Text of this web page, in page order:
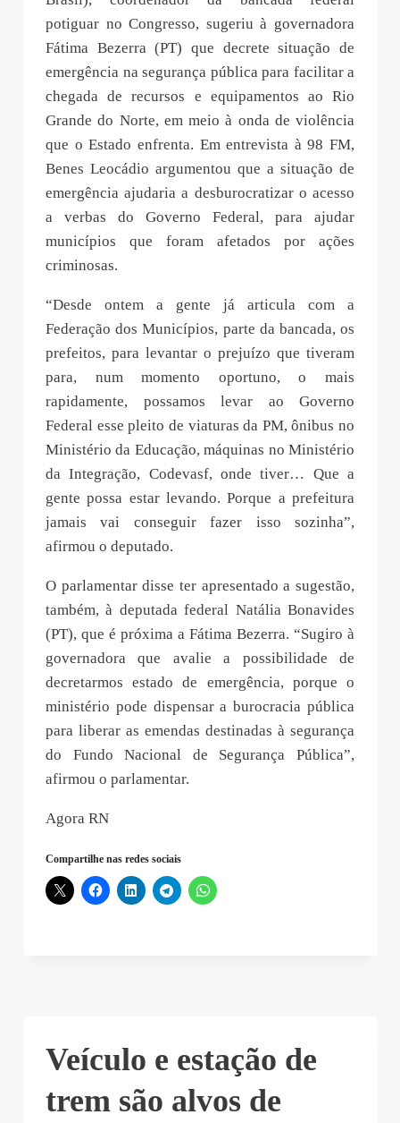
potiguar no Congresso, sugeriu à governadora
Fátima Bezerra (PT) que decrete situação de
emergência na segurança pública para facilitar a
chegada de recursos e equipamentos ao Rio
Grande do Norte, em meio à onda de violência
que o Estado enfrenta. Em entrevista à 98 FM,
Benes Leocádio argumentou que a situação de
emergência ajudaria a desburocratizar o acesso
a verbas do Governo Federal, para ajudar
municípios que foram afetados por ações
criminosas.
“Desde ontem a gente já articula com a
Federação dos Municípios, parte da bancada, os
prefeitos, para levantar o prejuízo que tiveram
para, num momento oportuno, o mais
rapidamente, possamos levar ao Governo
Federal esse pleito de viaturas da PM, ônibus no
Ministério da Educação, máquinas no Ministério
da Integração, Codevasf, onde tiver… Que a
gente possa estar levando. Porque a prefeitura
jamais vai conseguir fazer isso sozinha”,
afirmou o deputado.
O parlamentar disse ter apresentado a sugestão,
também, à deputada federal Natália Bonavides
(PT), que é próxima a Fátima Bezerra. “Sugiro à
governadora que avalie a possibilidade de
decretarmos estado de emergência, porque o
ministério pode dispensar a burocracia pública
para liberar as emendas destinadas à segurança
do Fundo Nacional de Segurança Pública”,
afirmou o parlamentar.
Agora RN
Compartilhe nas redes sociais
Veículo e estação de
trem são alvos de